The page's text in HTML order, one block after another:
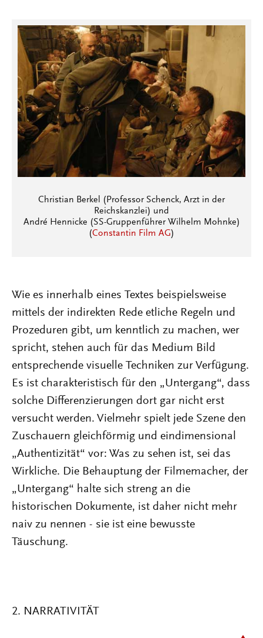
Christian Berkel (Professor Schenck, Arzt in der
Reichskanzlei) und
André Hennicke (SS-Gruppenführer Wilhelm Mohnke)
(Constantin Film AG)
Wie es innerhalb eines Textes beispielsweise
mittels der indirekten Rede etliche Regeln und
Prozeduren gibt, um kenntlich zu machen, wer
spricht, stehen auch für das Medium Bild
entsprechende visuelle Techniken zur Verfügung.
Es ist charakteristisch für den „Untergang“, dass
solche Differenzierungen dort gar nicht erst
versucht werden. Vielmehr spielt jede Szene den
Zuschauern gleichförmig und eindimensional
„Authentizität“ vor: Was zu sehen ist, sei das
Wirkliche. Die Behauptung der Filmemacher, der
„Untergang“ halte sich streng an die
historischen Dokumente, ist daher nicht mehr
naiv zu nennen - sie ist eine bewusste
Täuschung.
2. NARRATIVITÄT